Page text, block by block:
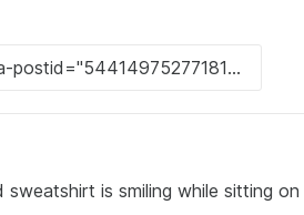
sweatshirt is smiling while sitting